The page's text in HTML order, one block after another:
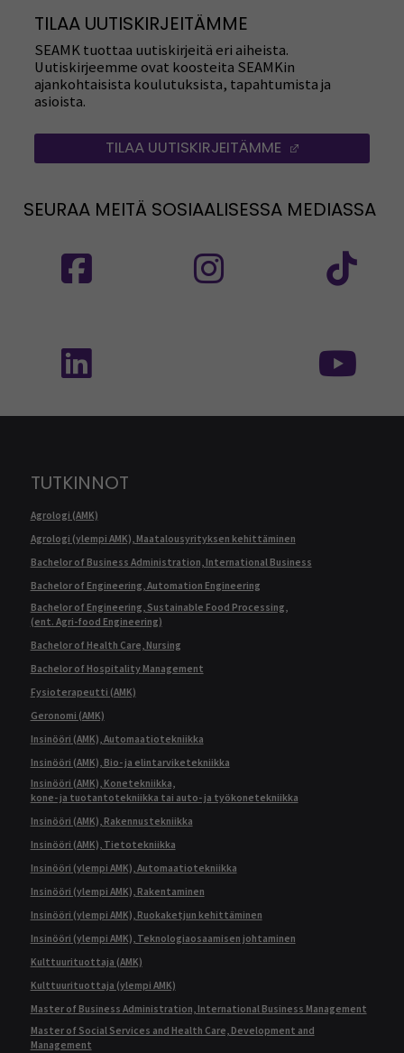
TILAA UUTISKIRJEITÄMME
SEAMK tuottaa uutiskirjeitä eri aiheista.
Uutiskirjeemme ovat koosteita SEAMKin
ajankohtaisista koulutuksista, tapahtumista ja
asioista.
TILAA UUTISKIRJEITÄMME
SEURAA MEITÄ SOSIAALISESSA MEDIASSA
TUTKINNOT
Agrologi (AMK)
Agrologi (ylempi AMK), Maatalousyrityksen kehittäminen
Bachelor of Business Administration, International Business
Bachelor of Engineering, Automation Engineering
Bachelor of Engineering, Sustainable Food Processing,
(ent. Agri-food Engineering)
Bachelor of Health Care, Nursing
Bachelor of Hospitality Management
Fysioterapeutti (AMK)
Geronomi (AMK)
Insinööri (AMK), Automaatiotekniikka
Insinööri (AMK), Bio- ja elintarviketekniikka
Insinööri (AMK), Konetekniikka,
kone- ja tuotantotekniikka tai auto- ja työkonetekniikka
Insinööri (AMK), Rakennustekniikka
Insinööri (AMK), Tietotekniikka
Insinööri (ylempi AMK), Automaatiotekniikka
Insinööri (ylempi AMK), Rakentaminen
Insinööri (ylempi AMK), Ruokaketjun kehittäminen
Insinööri (ylempi AMK), Teknologiaosaamisen johtaminen
Kulttuurituottaja (AMK)
Kulttuurituottaja (ylempi AMK)
Master of Business Administration, International Business Management
Master of Social Services and Health Care, Development and
Management